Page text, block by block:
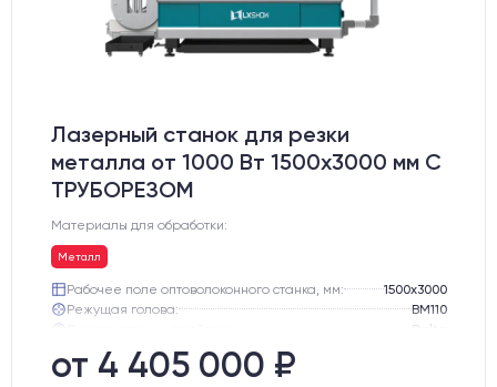
Лазерный станок для резки
металла от 1000 Вт 1500x3000 мм С
ТРУБОРЕЗОМ
Материалы для обработки:
Металл
Рабочее поле оптоволоконного станка, мм:
1500х3000
Режущая голова:
BM110
Delta
Направляющие оси Y:
Направляющие оси Х:
от 4 405 000 ₽